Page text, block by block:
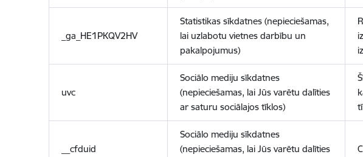
_ga_HE1PKQV2HV
Statistikas sīkdatnes (nepieciešamas,
lai uzlabotu vietnes darbību un
pakalpojumus)
uvc
Sociālo mediju sīkdatnes
(nepieciešamas, lai Jūs varētu dalīties
ar saturu sociālajos tīklos)
__cfduid
Sociālo mediju sīkdatnes
(nepieciešamas, lai Jūs varētu dalīties